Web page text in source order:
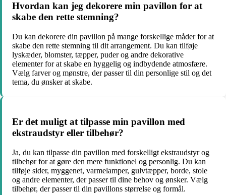
Hvordan kan jeg dekorere min pavillon for at
skabe den rette stemning?
Du kan dekorere din pavillon på mange forskellige måder for at
skabe den rette stemning til dit arrangement. Du kan tilføje
lyskæder, blomster, tæpper, puder og andre dekorative
elementer for at skabe en hyggelig og indbydende atmosfære.
Vælg farver og mønstre, der passer til din personlige stil og det
tema, du ønsker at skabe.
Er det muligt at tilpasse min pavillon med
ekstraudstyr eller tilbehør?
Ja, du kan tilpasse din pavillon med forskelligt ekstraudstyr og
tilbehør for at gøre den mere funktionel og personlig. Du kan
tilføje sider, myggenet, varmelamper, gulvtæpper, borde, stole
og andre elementer, der passer til dine behov og ønsker. Vælg
tilbehør, der passer til din pavillons størrelse og formål.